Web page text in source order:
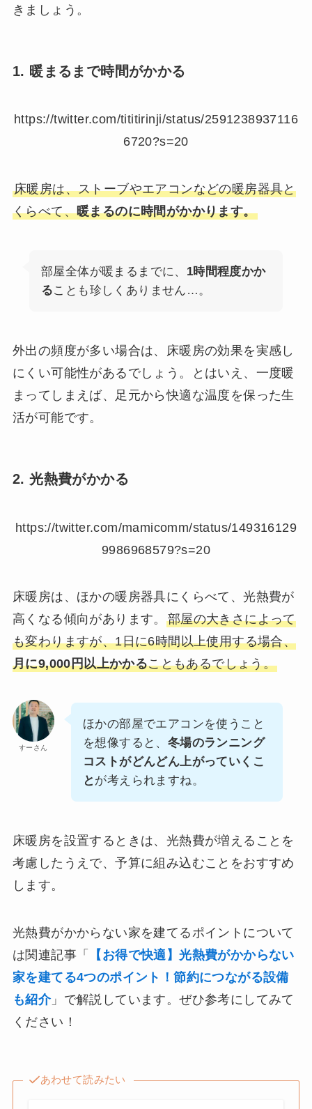
きましょう。
1. 暖まるまで時間がかかる
https://twitter.com/tititirinji/status/2591238937116
6720?s=20
床暖房は、ストーブやエアコンなどの暖房器具と
くらべて、暖まるのに時間がかかります。
部屋全体が暖まるまでに、 1時間程度かか
ることも珍しくありません…。
外出の頻度が多い場合は、床暖房の効果を実感し
にくい可能性があるでしょう。とはいえ、一度暖
まってしまえば、足元から快適な温度を保った生
活が可能です。
2. 光熱費がかかる
https://twitter.com/mamicomm/status/149316129
9986968579?s=20
床暖房は、ほかの暖房器具にくらべて、光熱費が
高くなる傾向があります。 部屋の大きさによって
も変わりますが、1日に6時間以上使用する場合、
月に9,000円以上かかることもあるでしょう。
すーさん
ほかの部屋でエアコンを使うこと
を想像すると、 冬場のランニング
コストがどんどん上がっていくこ
と が考えられますね。
床暖房を設置するときは、光熱費が増えることを
考慮したうえで、予算に組み込むことをおすすめ
します。
光熱費がかからない家を建てるポイントについて
は関連記事「
【お得で快適】光熱費がかからない
家を建てる4つのポイント！節約につながる設備
も紹介」で解説しています。ぜひ参考にしてみて
ください！
あわせて読みたい